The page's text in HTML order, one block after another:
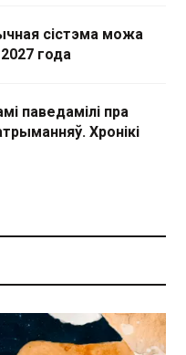
сістэма можа
года
паведамілі пра
Хронікі